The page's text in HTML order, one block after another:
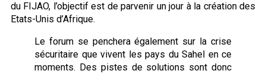
du FIJAO, l’objectif est de parvenir un jour à la création des
Etats-Unis d’Afrique.
Le forum se penchera également sur la crise
sécuritaire que vivent les pays du Sahel en ce
moments. Des pistes de solutions sont donc